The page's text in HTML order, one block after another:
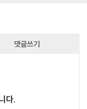
댓글쓰기
다.